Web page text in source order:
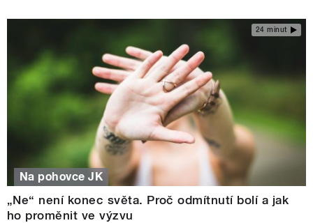
24 minut
Na pohovce JK
„Ne“ není konec světa. Proč odmítnutí bolí a jak
ho proměnit ve výzvu